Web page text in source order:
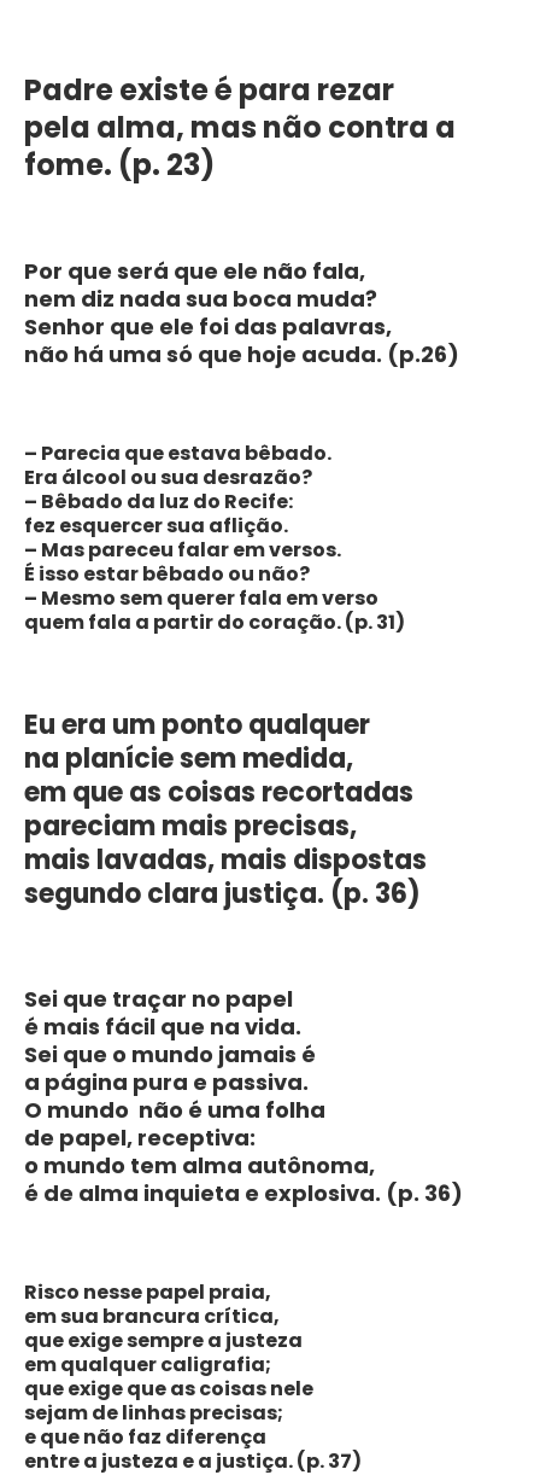
Padre existe é para rezar
pela alma, mas não contra a
fome. (p. 23)
Por que será que ele não fala,
nem diz nada sua boca muda?
Senhor que ele foi das palavras,
não há uma só que hoje acuda. (p.26)
– Parecia que estava bêbado.
Era álcool ou sua desrazão?
– Bêbado da luz do Recife:
fez esquercer sua aflição.
– Mas pareceu falar em versos.
É isso estar bêbado ou não?
– Mesmo sem querer fala em verso
quem fala a partir do coração. (p. 31)
Eu era um ponto qualquer
na planície sem medida,
em que as coisas recortadas
pareciam mais precisas,
mais lavadas, mais dispostas
segundo clara justiça. (p. 36)
Sei que traçar no papel
é mais fácil que na vida.
Sei que o mundo jamais é
a página pura e passiva.
O mundo não é uma folha
de papel, receptiva:
o mundo tem alma autônoma,
é de alma inquieta e explosiva. (p. 36)
Risco nesse papel praia,
em sua brancura crítica,
que exige sempre a justeza
em qualquer caligrafia;
que exige que as coisas nele
sejam de linhas precisas;
e que não faz diferença
entre a justeza e a justiça. (p. 37)